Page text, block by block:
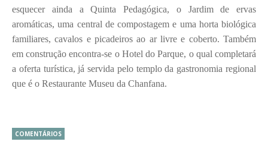
esquecer ainda a Quinta Pedagógica, o Jardim de ervas
aromáticas, uma central de compostagem e uma horta biológica
familiares, cavalos e picadeiros ao ar livre e coberto. Também
em construção encontra-se o Hotel do Parque, o qual completará
a oferta turística, já servida pelo templo da gastronomia regional
que é o Restaurante Museu da Chanfana.
COMENTÁRIOS